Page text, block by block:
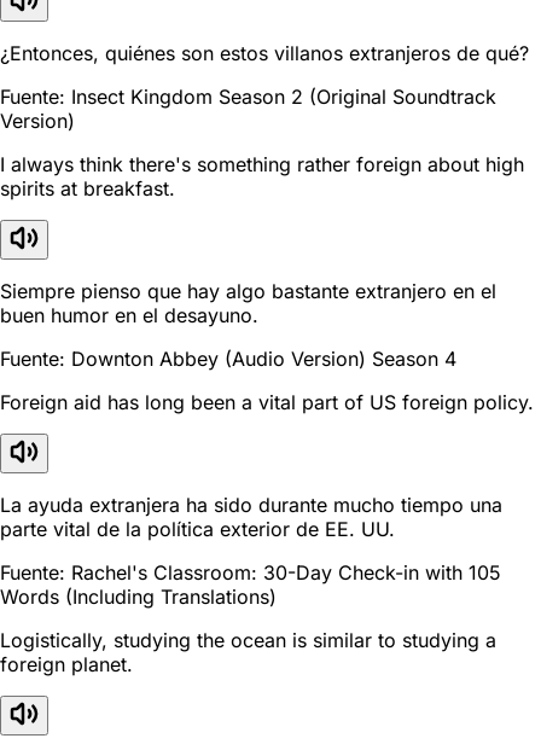
¿Entonces, quiénes son estos villanos extranjeros de qué?
Fuente: Insect Kingdom Season 2 (Original Soundtrack
Version)
I always think there's something rather foreign about high
spirits at breakfast.
Siempre pienso que hay algo bastante extranjero en el
buen humor en el desayuno.
Fuente: Downton Abbey (Audio Version) Season 4
Foreign aid has long been a vital part of US foreign policy.
La ayuda extranjera ha sido durante mucho tiempo una
parte vital de la política exterior de EE. UU.
Fuente: Rachel's Classroom: 30-Day Check-in with 105
Words (Including Translations)
Logistically, studying the ocean is similar to studying a
foreign planet.